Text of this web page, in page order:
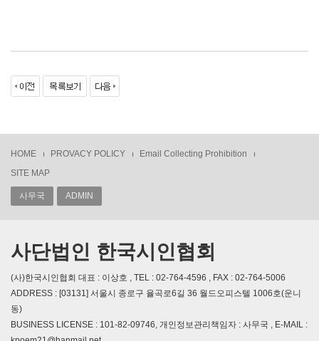
HOME PROVACY POLICY
Email Collecting Prohibition
SITE MAP
사무국 ADMIN
사단법인 한국시인협회
(사)한국시인협회 대표 : 이상호 , TEL : 02-764-4596 , FAX : 02-764-5006
ADDRESS : [03131] 서울시 종로구 율곡로6길 36 월드오피스텔 1006호(운니
동)
BUSINESS LICENSE : 101-82-09746, 개인정보관리책임자 : 사무국 , E-MAIL :